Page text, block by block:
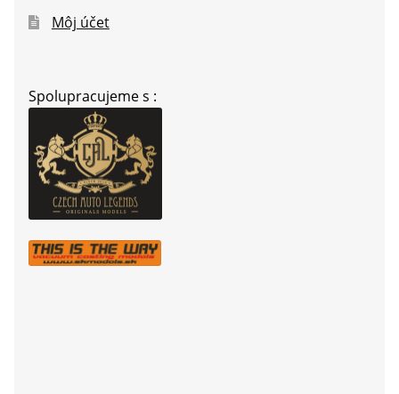
Môj účet
Spolupracujeme s :